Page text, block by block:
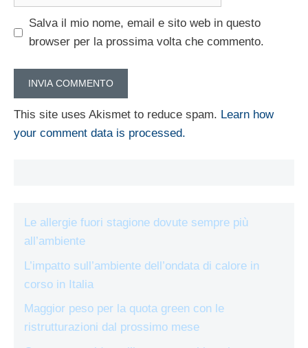
Salva il mio nome, email e sito web in questo
browser per la prossima volta che commento.
This site uses Akismet to reduce spam. Learn how
your comment data is processed.
Le allergie fuori stagione dovute sempre più
all’ambiente
L’impatto sull’ambiente dell’ondata di calore in
corso in Italia
Maggior peso per la quota green con le
ristrutturazioni dal prossimo mese